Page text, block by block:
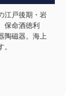
江戸後期・岩
保命酒徳利
陶磁器。海上